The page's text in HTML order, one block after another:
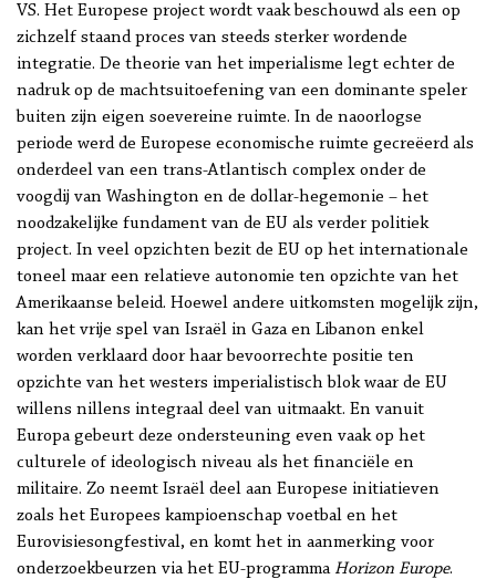
VS. Het Europese project wordt vaak beschouwd als een op
zichzelf staand proces van steeds sterker wordende
integratie. De theorie van het imperialisme legt echter de
nadruk op de machtsuitoefening van een dominante speler
buiten zijn eigen soevereine ruimte. In de naoorlogse
periode werd de Europese economische ruimte gecreëerd als
onderdeel van een trans-Atlantisch complex onder de
voogdij van Washington en de dollar-hegemonie – het
noodzakelijke fundament van de EU als verder politiek
project. In veel opzichten bezit de EU op het internationale
toneel maar een relatieve autonomie ten opzichte van het
Amerikaanse beleid. Hoewel andere uitkomsten mogelijk zijn,
kan het vrije spel van Israël in Gaza en Libanon enkel
worden verklaard door haar bevoorrechte positie ten
opzichte van het westers imperialistisch blok waar de EU
willens nillens integraal deel van uitmaakt. En vanuit
Europa gebeurt deze ondersteuning even vaak op het
culturele of ideologisch niveau als het financiële en
militaire. Zo neemt Israël deel aan Europese initiatieven
zoals het Europees kampioenschap voetbal en het
Eurovisiesongfestival, en komt het in aanmerking voor
onderzoekbeurzen via het EU-programma Horizon Europe.